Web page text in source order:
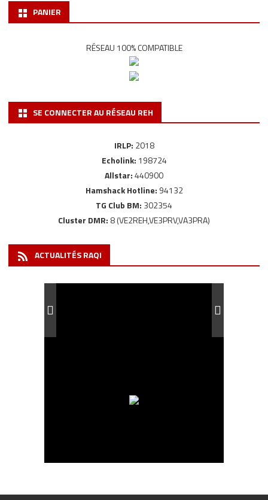
PANIER
RÉSEAU 100% COMPATIBLE
SE CONNECTER AU RÉSEAU REH
IRLP: 2018
Echolink: 198724
Allstar:440900
Hamshack Hotline: 94132
TG Club BM: 302354
Cluster DMR: 8 (VE2REH,VE3PRV,VA3PRA)
ACTUALITÉS RAQI